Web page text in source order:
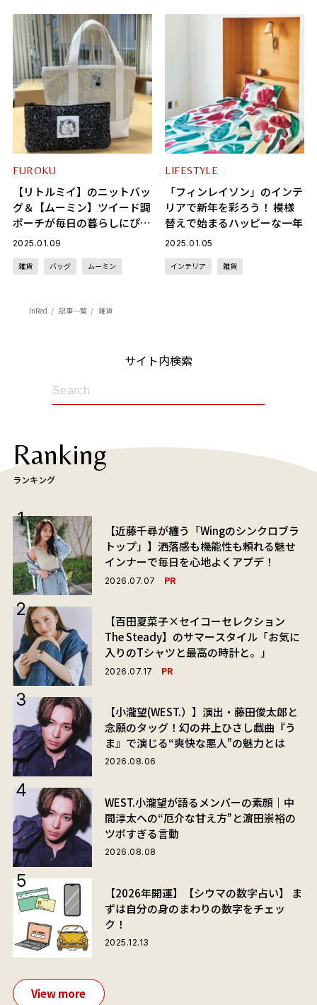
FUROKU
【リトルミイ】のニットバッ
グ＆【ムーミン】ツイード調
ポーチが毎日の暮らしにぴっ
たり
2025.01.09
雑貨 バッグ ムーミン
LIFESTYLE
「フィンレイソン」のインテ
リアで新年を彩ろう！ 模様
替えで始まるハッピーな一年
2025.01.05
インテリア 雑貨
InRed 記事一覧 雑貨
サイト内検索
Ranking
ランキング
【近藤千尋が纏う「Wingのシンクロブラ
トップ」】洒落感も機能性も頼れる魅せ
インナーで毎日を心地よくアプデ！
2026.07.07 PR
【百田夏菜子×セイコーセレクション
The Steady】のサマースタイル「お気に
入りのTシャツと最高の時計と。」
2026.07.17 PR
【小瀧望(WEST.）】演出・藤田俊太郎と
念願のタッグ！幻の井上ひさし戯曲『う
ま』で演じる“爽快な悪人”の魅力とは
2026.08.06
WEST.小瀧望が語るメンバーの素顔｜中
間淳太への“厄介な甘え方”と濵田崇裕の
ツボすぎる言動
2026.08.08
【2026年開運】【シウマの数字占い】 ま
ずは自分の身のまわりの数字をチェッ
ク！
2025.12.13
View more